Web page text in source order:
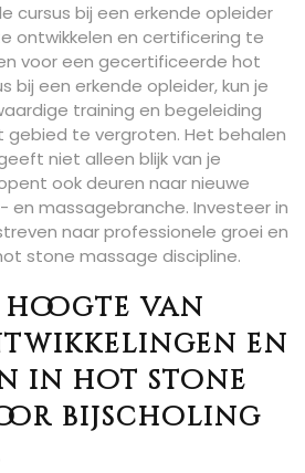
cursus bij een erkende opleider
ontwikkelen en certificering te
voor een gecertificeerde hot
bij een erkende opleider, kun je
training en begeleiding
gebied te vergroten. Het behalen
niet alleen blijk van je
ook deuren naar nieuwe
en massagebranche. Investeer in
naar professionele groei en
stone massage discipline.
van
en
in hot stone
bijscholing